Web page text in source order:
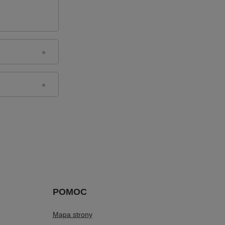
POMOC
Mapa strony